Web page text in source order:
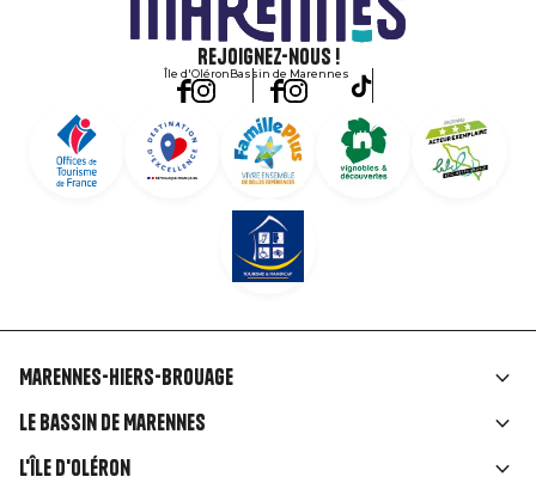
Rejoignez-nous !
Île d'OléronBassin de Marennes
Liens
rubriques
Marennes-Hiers-Brouage
Le Bassin de Marennes
L'île d'Oléron